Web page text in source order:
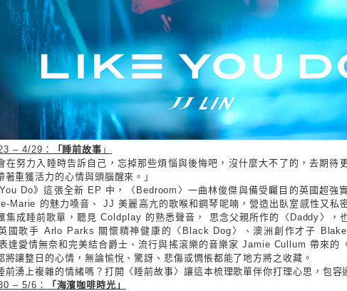
– 4/29 ： 「睡前故事 」
在努力入睡時告訴自己，忘掉那些煩惱與後悔吧，沒什麼大不了的，去期待
著重獲活力的心情與頭腦醒來。」
Do》這張全新 EP 中，〈 Bedroom 〉一曲林俊傑與備受矚目的英國超強
Marie 的魅力嗓音、 JJ美麗高亢的歌喉和鋼琴呢喃，營造出臥室感性又私
集成睡前歌單，聽見 Coldplay 的熟悉聲音， 思念父親所作的〈 Daddy 〉，
國歌手 Arlo Parks 關懷精神健康的〈 Black Dog 〉、澳洲創作才子
達愛情無奈和完美結合爵士、流行與搖滾樂的音樂家 Jamie Cullum帶來的
將讓整日的心情，無論愉悅、驚訝、悲傷或惆悵都能了地方將之收藏。
前湧上複雜的情緒嗎？打開〈睡前故事〉讓這本梳理歌單伴你打理心思，包容
– 5/6 ：
「海濱咖啡時光」